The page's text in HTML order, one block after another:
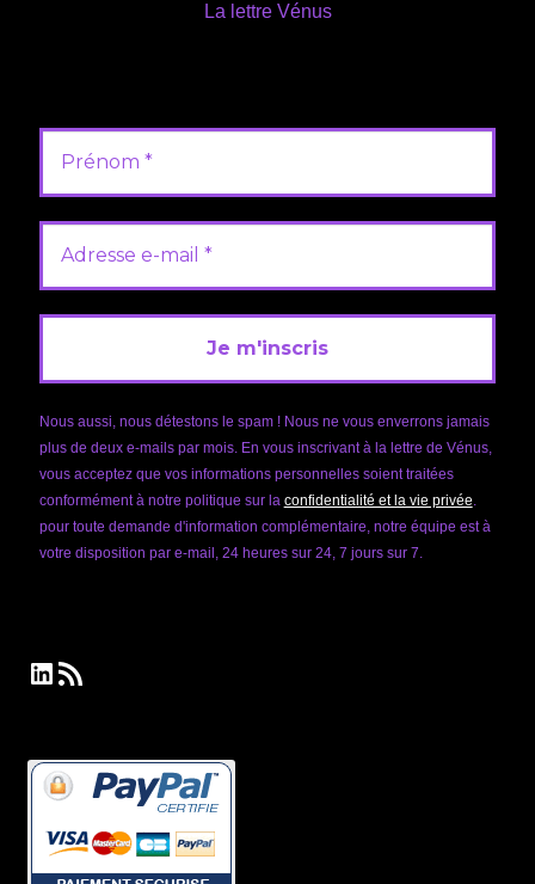
La lettre Vénus
Nous aussi, nous détestons le spam ! Nous ne vous enverrons jamais
plus de deux e-mails par mois. En vous inscrivant à la lettre de Vénus,
vous acceptez que vos informations personnelles soient traitées
conformément à notre politique sur la confidentialité et la vie privée.
pour toute demande d'information complémentaire, notre équipe est à
votre disposition par e-mail, 24 heures sur 24, 7 jours sur 7.
LinkedIn
Flux RSS